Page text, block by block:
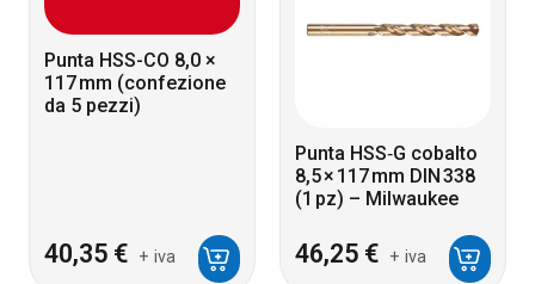
Punta HSS-CO 8,0 ×
117 mm (confezione
da 5 pezzi)
40,35 € + iva
Punta HSS‑G cobalto
8,5 × 117 mm DIN 338
(1 pz) – Milwaukee
46,25 € + iva